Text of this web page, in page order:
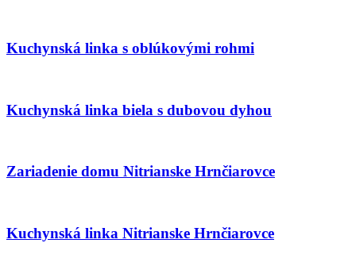
Kuchynská linka s oblúkovými rohmi
Kuchynská linka biela s dubovou dyhou
Zariadenie domu Nitrianske Hrnčiarovce
Kuchynská linka Nitrianske Hrnčiarovce